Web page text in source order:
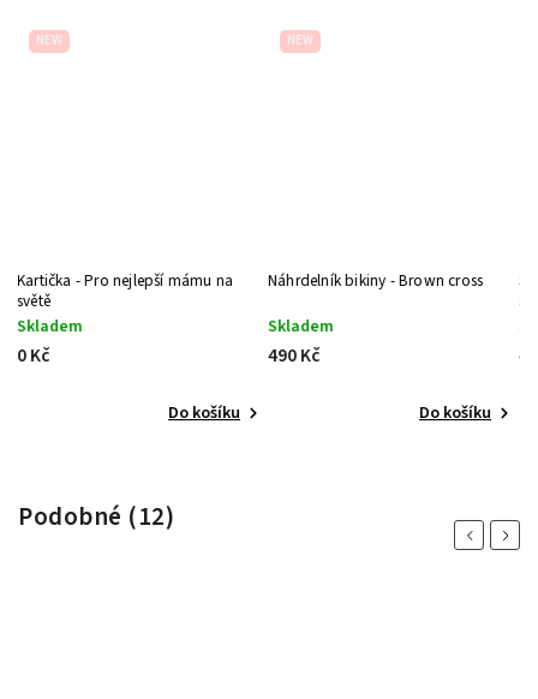
NEW
Náhrdelník bikiny - Brown cross
Skladem
490 Kč
Do košíku
Šňůrkový náramek na nohu Sun
Skladem
490 Kč
Do košíku
Podobné (12)
PreviousNext